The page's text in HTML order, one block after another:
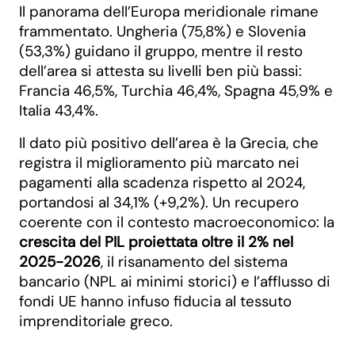
Il panorama dell’Europa meridionale rimane
frammentato. Ungheria (75,8%) e Slovenia
(53,3%) guidano il gruppo, mentre il resto
dell’area si attesta su livelli ben più bassi:
Francia 46,5%, Turchia 46,4%, Spagna 45,9% e
Italia 43,4%.
Il dato più positivo dell’area è la Grecia, che
registra il miglioramento più marcato nei
pagamenti alla scadenza rispetto al 2024,
portandosi al 34,1% (+9,2%). Un recupero
coerente con il contesto macroeconomico: la
crescita del PIL proiettata oltre il 2% nel
2025-2026, il risanamento del sistema
bancario (NPL ai minimi storici) e l’afflusso di
fondi UE hanno infuso fiducia al tessuto
imprenditoriale greco.